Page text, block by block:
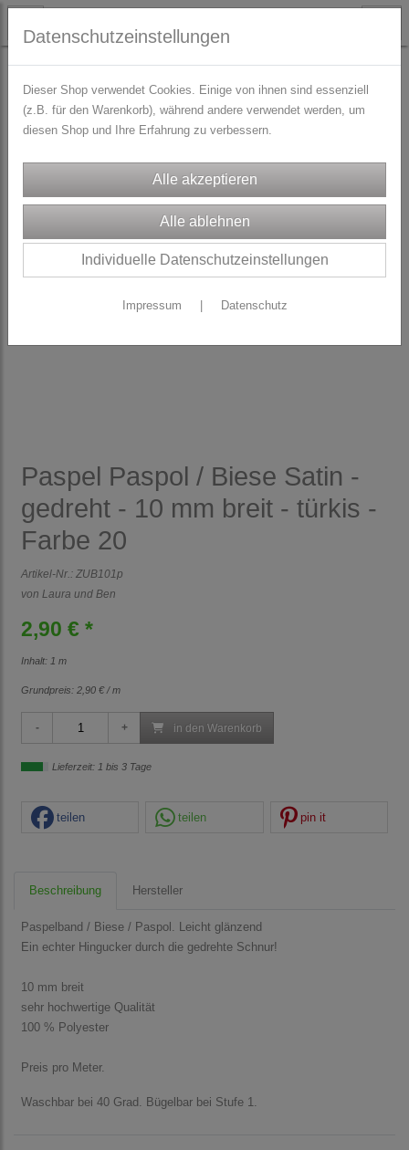
TRACHTENZUBEHÖR Zierborten & Paspol
Paspel Paspol / Biese Satin -
gedreht - 10 mm breit - türkis -
Farbe 20
Artikel-Nr.: ZUB101p
von Laura und Ben
2,90 € *
Inhalt: 1 m
Grundpreis: 2,90 € / m
in den Warenkorb
Lieferzeit: 1 bis 3 Tage
teilen teilen pin it
Beschreibung Hersteller
Paspelband / Biese / Paspol. Leicht glänzend
Ein echter Hingucker durch die gedrehte Schnur!
10 mm breit
sehr hochwertige Qualität
100 % Polyester
Preis pro Meter.
Waschbar bei 40 Grad. Bügelbar bei Stufe 1.
Datenschutzeinstellungen
Dieser Shop verwendet Cookies. Einige von ihnen sind essenziell
(z.B. für den Warenkorb), während andere verwendet werden, um
diesen Shop und Ihre Erfahrung zu verbessern.
Individuelle Datenschutzeinstellungen
Impressum Datenschutz